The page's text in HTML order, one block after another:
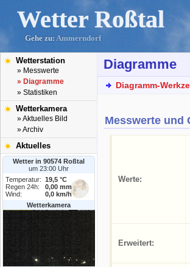
Wetter Roßtal
Gehe zu: Ammerndorf
Wetterstation
» Messwerte
» Diagramme
» Statistiken
Wetterkamera
» Aktuelles Bild
» Archiv
Aktuelles
Wetter in 90574 Roßtal
um 23:00 Uhr
Temperatur:
19,5 °C
Regen 24h:
0,00 mm
Wind:
0,0 km/h
Wetterkamera
Diagramme
Diagramm-
Messwerte und
Werte:
Erweitert: